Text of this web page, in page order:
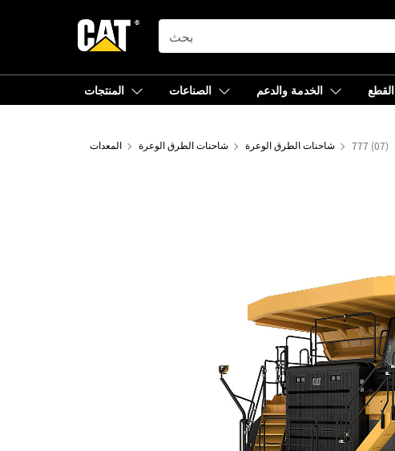
SEARCH
المنتجات الصناعات الخدمة والدعم القطع
المعدات شاحنات الطرق الوعرة شاحنات الطرق الوعرة 777 (07)